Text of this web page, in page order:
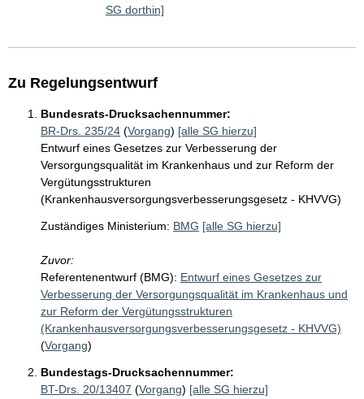
SG dorthin]
Zu Regelungsentwurf
Bundesrats-Drucksachennummer:
BR-Drs. 235/24 (Vorgang) [alle SG hierzu]
Entwurf eines Gesetzes zur Verbesserung der
Versorgungsqualität im Krankenhaus und zur Reform der
Vergütungsstrukturen
(Krankenhausversorgungsverbesserungsgesetz - KHVVG)
Zuständiges Ministerium: BMG [alle SG hierzu]
Zuvor:
Referentenentwurf (BMG): Entwurf eines Gesetzes zur
Verbesserung der Versorgungsqualität im Krankenhaus und
zur Reform der Vergütungsstrukturen
(Krankenhausversorgungsverbesserungsgesetz - KHVVG)
(Vorgang)
Bundestags-Drucksachennummer:
BT-Drs. 20/13407 (Vorgang) [alle SG hierzu]